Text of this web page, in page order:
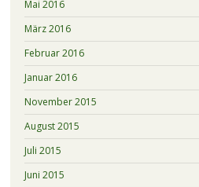
Mai 2016
März 2016
Februar 2016
Januar 2016
November 2015
August 2015
Juli 2015
Juni 2015